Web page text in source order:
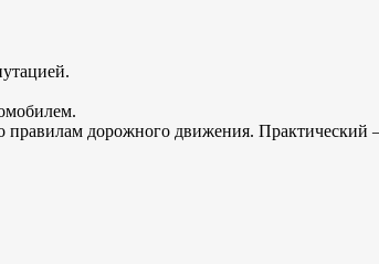
правилам дорожного движения.